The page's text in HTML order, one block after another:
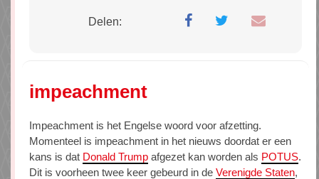
Delen:
impeachment
Impeachment is het Engelse woord voor afzetting.
Momenteel is impeachment in het nieuws doordat er een
kans is dat Donald Trump afgezet kan worden als POTUS.
Dit is voorheen twee keer gebeurd in de Verenigde Staten,